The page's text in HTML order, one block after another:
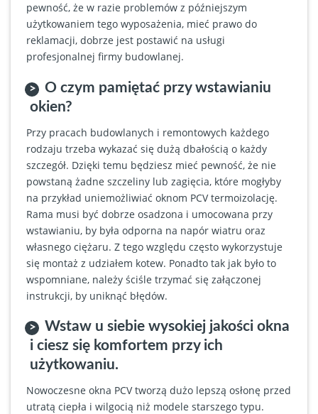
pewność, że w razie problemów z późniejszym
użytkowaniem tego wyposażenia, mieć prawo do
reklamacji, dobrze jest postawić na usługi
profesjonalnej firmy budowlanej.
O czym pamiętać przy wstawianiu
okien?
Przy pracach budowlanych i remontowych każdego
rodzaju trzeba wykazać się dużą dbałością o każdy
szczegół. Dzięki temu będziesz mieć pewność, że nie
powstaną żadne szczeliny lub zagięcia, które mogłyby
na przykład uniemożliwiać oknom PCV termoizolację.
Rama musi być dobrze osadzona i umocowana przy
wstawianiu, by była odporna na napór wiatru oraz
własnego ciężaru. Z tego względu często wykorzystuje
się montaż z udziałem kotew. Ponadto tak jak było to
wspomniane, należy ściśle trzymać się załączonej
instrukcji, by uniknąć błędów.
Wstaw u siebie wysokiej jakości okna
i ciesz się komfortem przy ich
użytkowaniu.
Nowoczesne okna PCV tworzą dużo lepszą osłonę przed
utratą ciepła i wilgocią niż modele starszego typu.